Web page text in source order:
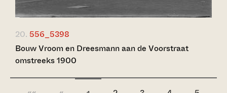
20. 556_5398
Bouw Vroom en Dreesmann aan de Voorstraat
omstreeks 1900